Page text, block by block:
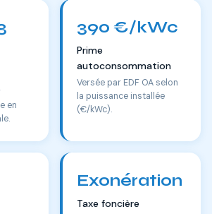
en
390 €/kWc
Prime
autoconsommation
Versée par EDF OA selon
la puissance installée
(€/kWc).
Exonération
Taxe foncière